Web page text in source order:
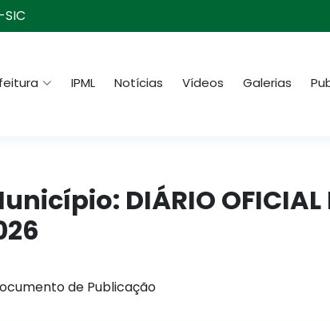
SIC
IPML Notícias Vídeos Galerias
DIÁRIO OFICIAL
de Publicação